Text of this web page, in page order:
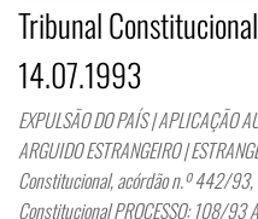
Tribunal
14.07.1993
EXPULSÃO DO PAÍS | APLICAÇÃO
ARGUIDO ESTRANGEIRO |
Constitucional, acórdão n.º 442/
Constitucional PROCESSO: 108/93